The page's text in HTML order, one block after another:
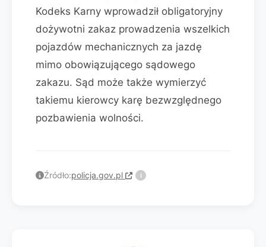
Kodeks Karny wprowadził obligatoryjny
dożywotni zakaz prowadzenia wszelkich
pojazdów mechanicznych za jazdę
mimo obowiązującego sądowego
zakazu. Sąd może także wymierzyć
takiemu kierowcy karę bezwzględnego
pozbawienia wolności.
Źródło:policja.gov.pl i